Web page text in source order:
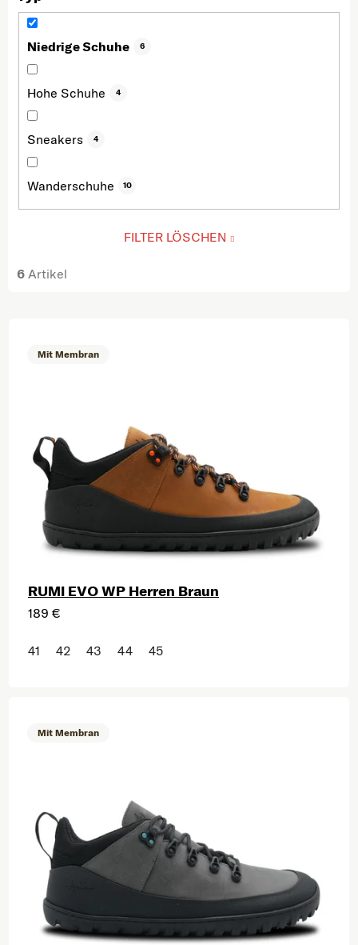
Niedrige Schuhe 6
Hohe Schuhe 4
Sneakers 4
Wanderschuhe 10
FILTER LÖSCHEN
6 Artikel
Mit Membran
RUMI EVO WP Herren Braun
189 €
41 42 43 44 45
Mit Membran